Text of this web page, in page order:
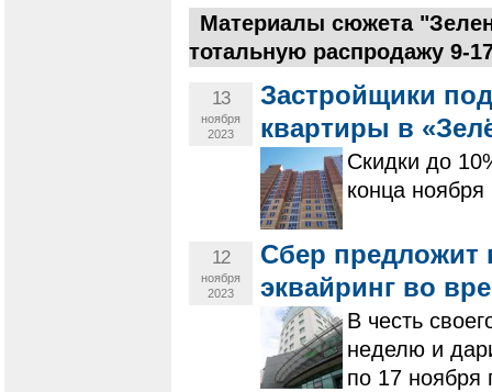
Материалы сюжета
тотальную распродажу 9-
13
ноября
2023
Застройщики
квартиры в
Скидки до
конца ноября
12
ноября
2023
Сбер предложит
эквайринг во
В честь
неделю и
по 17 ноября